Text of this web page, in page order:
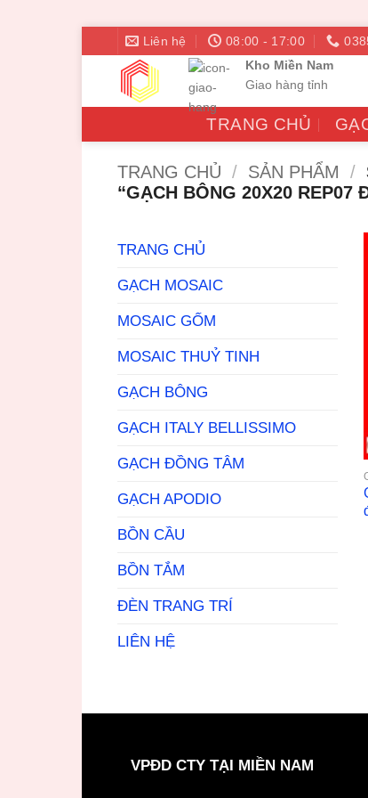
dung
Liên hệ 08:00 - 17:00
Kho Miền Nam
Giao hàng tỉnh
TRANG CHỦ
TRANG CHỦ / SẢN PHẨM /
“GẠCH BÔNG 20X20 REP07
TRANG CHỦ
GẠCH MOSAIC
MOSAIC GỐM
MOSAIC THUỶ TINH
GẠCH BÔNG
GẠCH ITALY BELLISSIMO
GẠCH ĐỒNG TÂM
GẠCH APODIO
BỒN CẦU
BỒN TẮM
ĐÈN TRANG TRÍ
LIÊN HỆ
VPĐD CTY TẠI MIỀN NAM